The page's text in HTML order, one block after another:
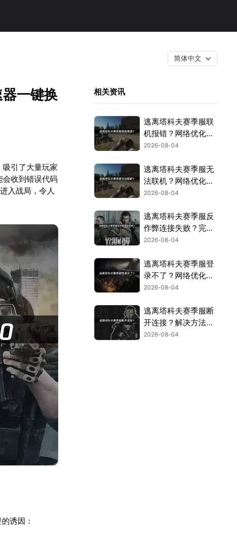
简体中文
一键换
吸引了大量玩家
会收到错误代码
入战局，令人
诱因：
相关资讯
逃离塔科夫赛季服联
机报错？网络优化解
决指南！
2026-08-04
逃离塔科夫赛季服无
法联机？网络优化解
决方案！
2026-08-04
逃离塔科夫赛季服反
作弊连接失败？完整
解决指南！
2026-08-04
逃离塔科夫赛季服登
录不了？网络优化解
决指南！
2026-08-04
逃离塔科夫赛季服断
开连接？解决方法与
网络优化指南！
2026-08-04